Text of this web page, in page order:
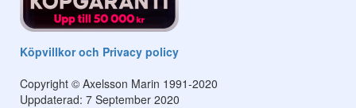
Köpvillkor och Privacy policy
Copyright © Axelsson Marin 1991-2020
Uppdaterad: 7 September 2020